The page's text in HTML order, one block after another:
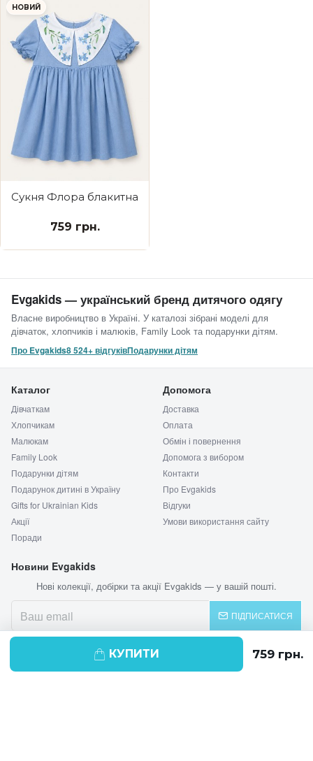
КУПИТИ
НОВИЙ
Сукня Флора блакитна
759 грн.
Evgakids — український бренд дитячого одягу
Власне виробництво в Україні. У каталозі зібрані моделі для
дівчаток, хлопчиків і малюків, Family Look та подарунки дітям.
Про Evgakids8 524+ відгуківПодарунки дітям
Каталог
Дівчаткам
Хлопчикам
Малюкам
Family Look
Подарунки дітям
Подарунок дитині в Україну
Gifts for Ukrainian Kids
Акції
Поради
Допомога
Доставка
Оплата
Обмін і повернення
Допомога з вибором
Контакти
Про Evgakids
Відгуки
Умови використання сайту
Новини Evgakids
Нові колекції, добірки та акції Evgakids — у вашій пошті.
ПІДПИСАТИСЯ